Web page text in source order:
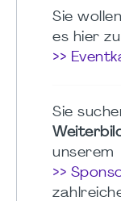
Sie
es hier
>>
Sie
unserem
>>